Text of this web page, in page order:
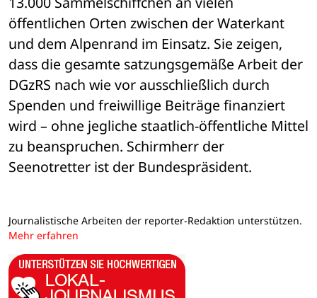
öffentlichen Orten zwischen der Waterkant
und dem Alpenrand im Einsatz. Sie zeigen,
dass die gesamte satzungsgemäße Arbeit der
DGzRS nach wie vor ausschließlich durch
Spenden und freiwillige Beiträge finanziert
wird – ohne jegliche staatlich-öffentliche Mittel
zu beanspruchen. Schirmherr der
Seenotretter ist der Bundespräsident.
Journalistische Arbeiten der reporter-Redaktion unterstützen.
Mehr erfahren